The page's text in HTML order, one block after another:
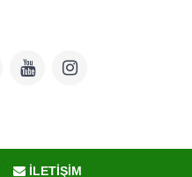
İLETIŞIM